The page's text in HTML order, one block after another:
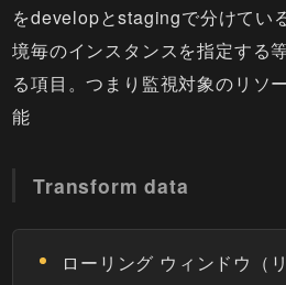
をdevelopとstagingで分けてい
境毎のインスタンスを指定する
る項目。つまり監視対象のリソ
能
Transform data
ローリング ウィンドウ（